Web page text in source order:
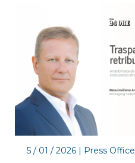
5 / 01 / 2026| Press Office